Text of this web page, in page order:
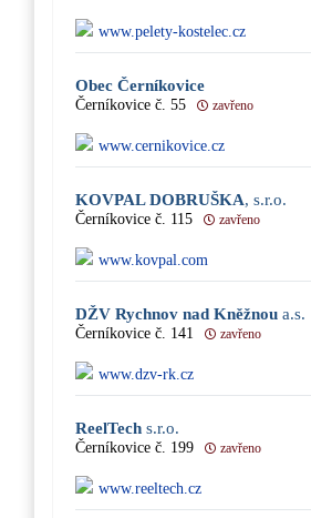
www.pelety-kostelec.cz
Obec Černíkovice
Černíkovice č. 55 zavřeno
www.cernikovice.cz
KOVPAL DOBRUŠKA, s.r.o.
Černíkovice č. 115 zavřeno
www.kovpal.com
DŽV Rychnov nad Kněžnou a.s.
Černíkovice č. 141 zavřeno
www.dzv-rk.cz
ReelTech s.r.o.
Černíkovice č. 199 zavřeno
www.reeltech.cz